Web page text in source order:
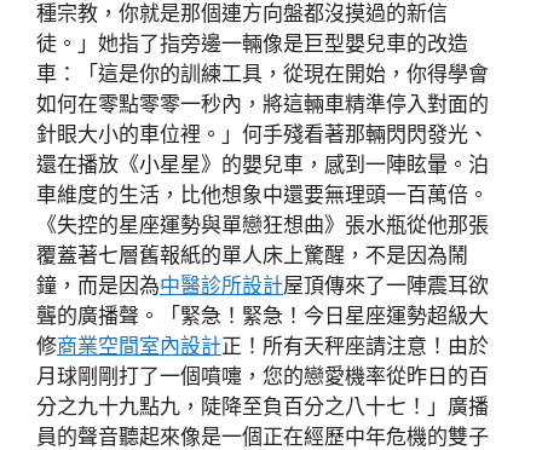
種宗教，你就是那個連方向盤都沒摸過的新信
徒。」她指了指旁邊一輛像是巨型嬰兒車的改造
車：「這是你的訓練工具，從現在開始，你得學會
如何在零點零零一秒內，將這輛車精準停入對面的
針眼大小的車位裡。」何手殘看著那輛閃閃發光、
還在播放《小星星》的嬰兒車，感到一陣眩暈。泊
車維度的生活，比他想象中還要無理頭一百萬倍。
《失控的星座運勢與單戀狂想曲》張水瓶從他那張
覆蓋著七層舊報紙的單人床上驚醒，不是因為鬧
鐘，而是因為中醫診所設計屋頂傳來了一陣震耳欲
聾的廣播聲。「緊急！緊急！今日星座運勢超級大
修商業空間室內設計正！所有天秤座請注意！由於
月球剛剛打了一個噴嚏，您的戀愛機率從昨日的百
分之九十九點九，陡降至負百分之八十七！」廣播
員的聲音聽起來像是一個正在經歷中年危機的雙子